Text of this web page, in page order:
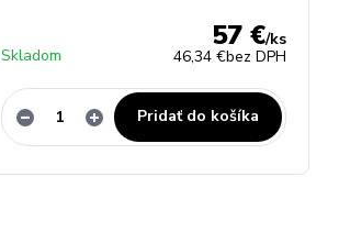
57 €/ks
46,34 €bez DPH
Skladom
Pridať do košíka